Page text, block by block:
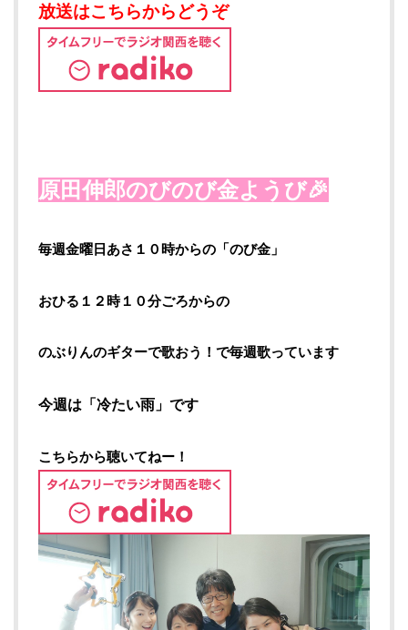
放送はこちらからどうぞ
原田伸郎のびのび金ようび🎉
毎週金曜日あさ１０時からの「のび金」
おひる１２時１０分ごろからの
のぶりんのギターで歌おう！で毎週歌っています
今週は「冷たい雨」です
こちらから聴いてねー！